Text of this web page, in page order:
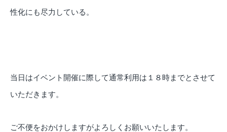
性化にも尽力している。
当日はイベント開催に際して通常利用は１８時までとさせて
いただきます。
ご不便をおかけしますがよろしくお願いいたします。